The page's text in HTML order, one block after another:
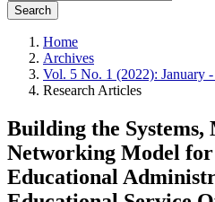
Search
Home
Archives
Vol. 5 No. 1 (2022): January
Research Articles
Building the Systems,
Networking Model
Educational